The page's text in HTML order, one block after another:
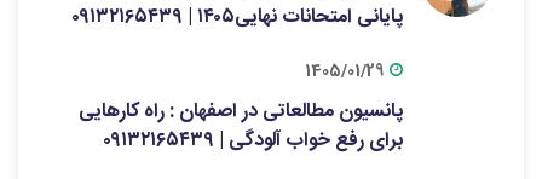
پایانی امتحانات نهایی۱۴۰۵ | ۰۹۱۳۲۱۶۵۴۳۹
1405/01/29
پانسیون مطالعاتی در اصفهان : راه کارهایی
برای رفع خواب آلودگی | ۰۹۱۳۲۱۶۵۴۳۹